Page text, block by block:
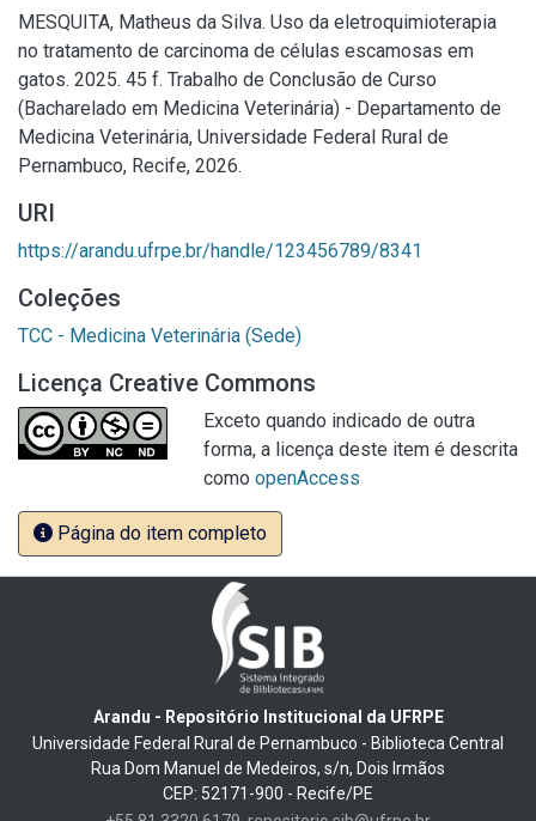
MESQUITA, Matheus da Silva. Uso da eletroquimioterapia
no tratamento de carcinoma de células escamosas em
gatos. 2025. 45 f. Trabalho de Conclusão de Curso
(Bacharelado em Medicina Veterinária) - Departamento de
Medicina Veterinária, Universidade Federal Rural de
Pernambuco, Recife, 2026.
URI
https://arandu.ufrpe.br/handle/123456789/8341
Coleções
TCC - Medicina Veterinária (Sede)
Licença Creative Commons
Exceto quando indicado de outra
forma, a licença deste item é descrita
como openAccess
Página do item completo
Arandu - Repositório Institucional da UFRPE
Universidade Federal Rural de Pernambuco - Biblioteca Central
Rua Dom Manuel de Medeiros, s/n, Dois Irmãos
CEP: 52171-900 - Recife/PE